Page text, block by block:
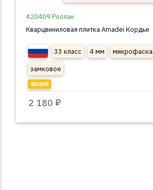
420409 Роллан
Кварцвиниловая плитка Amadei Кордье
33 класс 4 мм микрофаска
замковое
акция
2 180 ₽